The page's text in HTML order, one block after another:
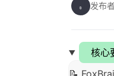
发布
核心
📝